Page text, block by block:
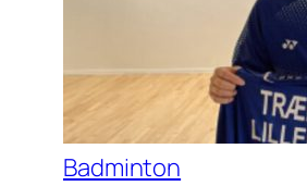
Badminton